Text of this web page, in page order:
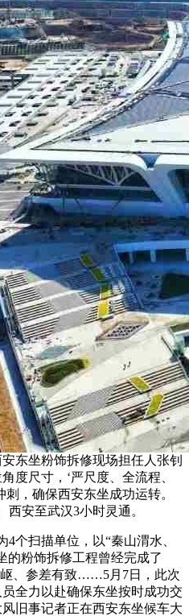
东坐粉饰拆修现场担任人张钊
度尺寸，‘严尺度、全流程、
，确保西安东坐成功运转。
安至武汉3小时灵通。
扫描单位，以“秦山渭水、
的粉饰拆修工程曾经完成了
、参差有致……5月7日，此次
全力以赴确保东坐按时成功交
旧事记者正在西安东坐候车大